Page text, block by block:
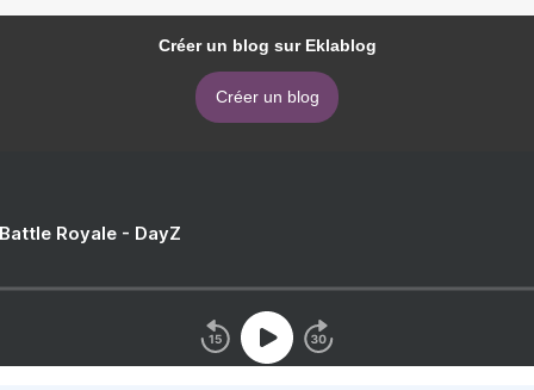
Créer un blog sur Eklablog
Créer un blog
Royale - DayZ